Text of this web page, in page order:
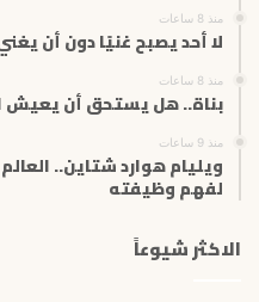
ن
منذ 8 ساعات
لا أحد يصبح غنيًا دون أن
منذ 8 ساعات
بناة.. هل يستحق أن يعيش
منذ 9 ساعات
ويليام هوارد شتاين..
لفهم وظيفته
الاكثر شيوعاً